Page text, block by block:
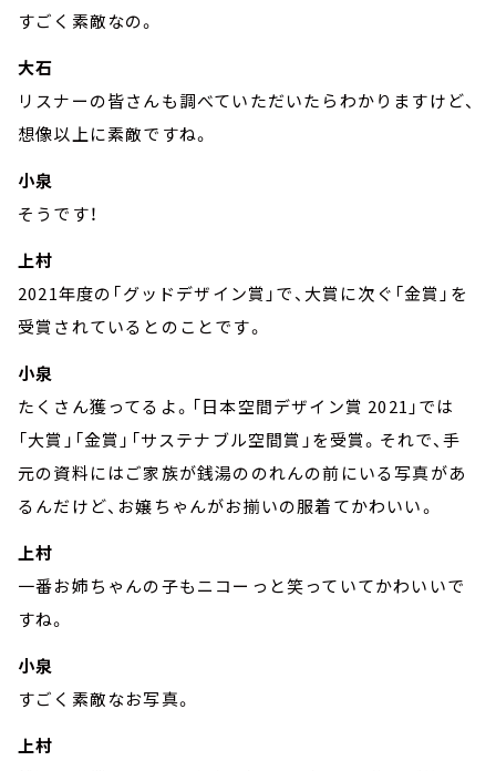
すごく素敵なの。
大石
リスナーの皆さんも調べていただいたらわかりますけど、
想像以上に素敵ですね。
小泉
そうです！
上村
2021年度の「グッドデザイン賞」で、大賞に次ぐ「金賞」を
受賞されているとのことです。
小泉
たくさん獲ってるよ。「日本空間デザイン賞 2021」では
「大賞」「金賞」「サステナブル空間賞」を受賞。それで、手
元の資料にはご家族が銭湯ののれんの前にいる写真があ
るんだけど、お嬢ちゃんがお揃いの服着てかわいい。
上村
一番お姉ちゃんの子もニコーっと笑っていてかわいいで
すね。
小泉
すごく素敵なお写真。
上村